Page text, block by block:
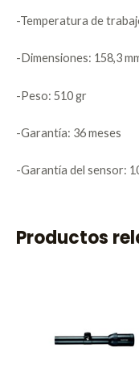
-Temperatura de
-Dimensiones: 158,3
-Peso: 510 gr
-Garantía: 36 meses
-Garantía del sensor:
Productos